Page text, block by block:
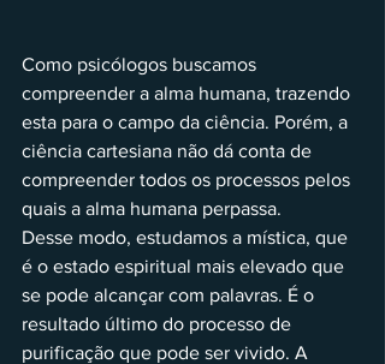
Como psicólogos buscamos
compreender a alma humana, trazendo
esta para o campo da ciência. Porém, a
ciência cartesiana não dá conta de
compreender todos os processos pelos
quais a alma humana perpassa.
Desse modo, estudamos a mística, que
é o estado espiritual mais elevado que
se pode alcançar com palavras. É o
resultado último do processo de
purificação que pode ser vivido. A